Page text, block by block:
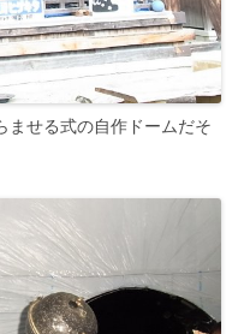
ませる式の自作ドームだそ